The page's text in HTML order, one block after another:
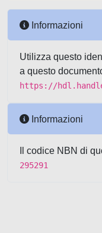
Informazioni
Utilizza questo
a questo
https://
Informazioni
Il codice NBN di
295291